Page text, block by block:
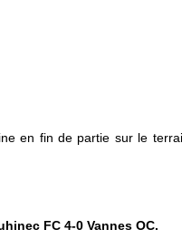
en fin de partie sur le
FC 4-0 Vannes OC.